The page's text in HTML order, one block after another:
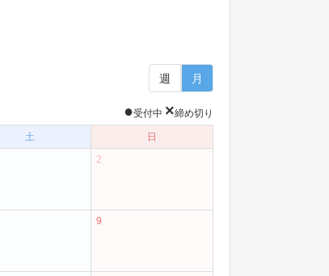
週 月
●受付中 ×締め切り
土
日
2
9